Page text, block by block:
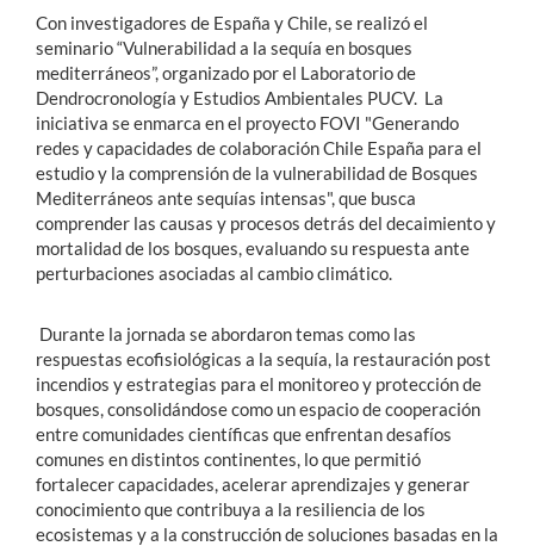
Con investigadores de España y Chile, se realizó el
seminario “Vulnerabilidad a la sequía en bosques
mediterráneos”, organizado por el Laboratorio de
Dendrocronología y Estudios Ambientales PUCV. La
iniciativa se enmarca en el proyecto FOVI "Generando
redes y capacidades de colaboración Chile España para el
estudio y la comprensión de la vulnerabilidad de Bosques
Mediterráneos ante sequías intensas", que busca
comprender las causas y procesos detrás del decaimiento y
mortalidad de los bosques, evaluando su respuesta ante
perturbaciones asociadas al cambio climático.
Durante la jornada se abordaron temas como las
respuestas ecofisiológicas a la sequía, la restauración post
incendios y estrategias para el monitoreo y protección de
bosques, consolidándose como un espacio de cooperación
entre comunidades científicas que enfrentan desafíos
comunes en distintos continentes, lo que permitió
fortalecer capacidades, acelerar aprendizajes y generar
conocimiento que contribuya a la resiliencia de los
ecosistemas y a la construcción de soluciones basadas en la